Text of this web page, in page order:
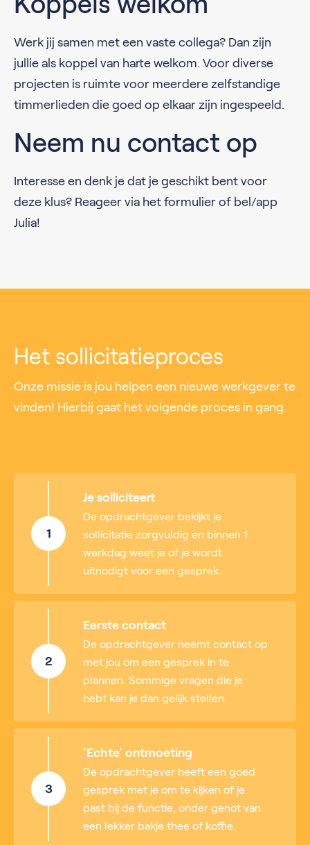
Werk jij samen met een vaste collega? Dan zijn
jullie als koppel van harte welkom. Voor diverse
projecten is ruimte voor meerdere zelfstandige
timmerlieden die goed op elkaar zijn ingespeeld.
Neem nu contact op
Interesse en denk je dat je geschikt bent voor
deze klus? Reageer via het formulier of bel/app
Julia!
Het sollicitatieproces
Onze missie is jou helpen een nieuwe werkgever te
vinden! Hierbij gaat het volgende proces in gang.
1
Je solliciteert
De opdrachtgever bekijkt je
sollicitatie zorgvuldig en binnen 1
werkdag weet je of je wordt
uitnodigt voor een gesprek.
2
Eerste contact
De opdrachtgever neemt contact op
met jou om een gesprek in te
plannen. Sommige vragen die je
hebt kan je dan gelijk stellen.
3
'Echte' ontmoeting
De opdrachtgever heeft een goed
gesprek met je om te kijken of je
past bij de functie, onder genot van
een lekker bakje thee of koffie.